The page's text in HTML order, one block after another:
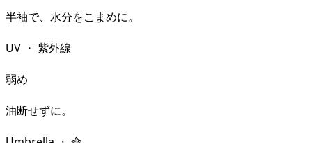
半袖で、水分をこまめに。
UV ・ 紫外線
弱め
油断せずに。